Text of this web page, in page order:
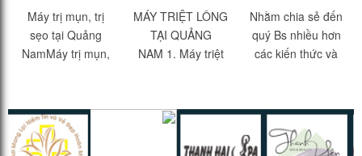
TRỊ SẸO TẠI
QUẢNG NAM
Máy trị mụn, trị
sẹo tại Quảng
NamMáy trị mụn,
trị mụn, trị sẹo, trẻ
hóa da đang
thịnh...
TẠI QUẢNG NAM
MÁY TRIỆT LÔNG
TẠI QUẢNG
NAM 1. Máy triệt
Máy triệt lông hiệu
quả?Máy triệt lông
IPL Là thiết bị
NHẬT KIẾN
THỨC TRỊ SẸO
MỚI NHẤT 2021
Nhằm chia sẻ đến
quý Bs nhiều hơn
các kiến thức và
Chúng tôi sẽ tổ
chức 1 chuỗi sự...